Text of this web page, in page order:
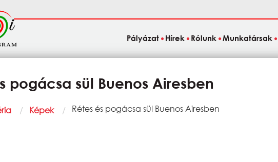
Pályázat Hírek Rólunk Munkatársak
pogácsa sül Buenos Airesben
Képek Current:
Rétes és pogácsa sül Buenos Airesben